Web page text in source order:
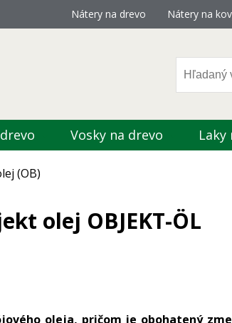
Nátery na drevo Nátery na
Vosky na drevo Laky
(OB)
olej OBJEKT-ÖL
oleja, pričom je obohatený